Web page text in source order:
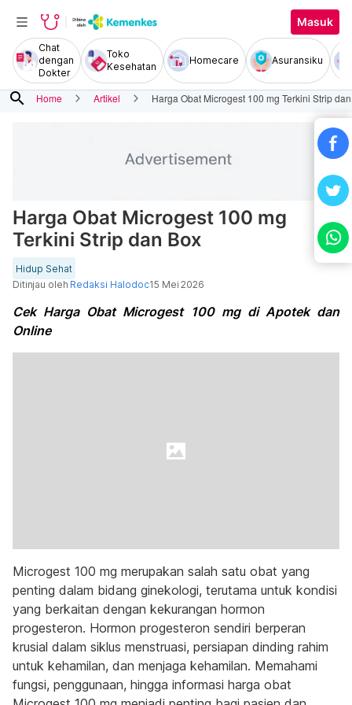
Masuk
Chat
dengan
Dokter
Toko
Kesehatan
Homecare Asuransiku
search Home Artikel Harga Obat Microgest 100 mg Terkini Strip
Harga Obat Microgest 100 mg
Terkini Strip dan Box
Hidup Sehat
Ditinjau oleh Redaksi Halodoc15 Mei 2026
Cek Harga Obat Microgest 100 mg di Apotek dan
Online
Microgest 100 mg merupakan salah satu obat yang
penting dalam bidang ginekologi, terutama untuk kondisi
yang berkaitan dengan kekurangan hormon
progesteron. Hormon progesteron sendiri berperan
krusial dalam siklus menstruasi, persiapan dinding rahim
untuk kehamilan, dan menjaga kehamilan. Memahami
fungsi, penggunaan, hingga informasi harga obat